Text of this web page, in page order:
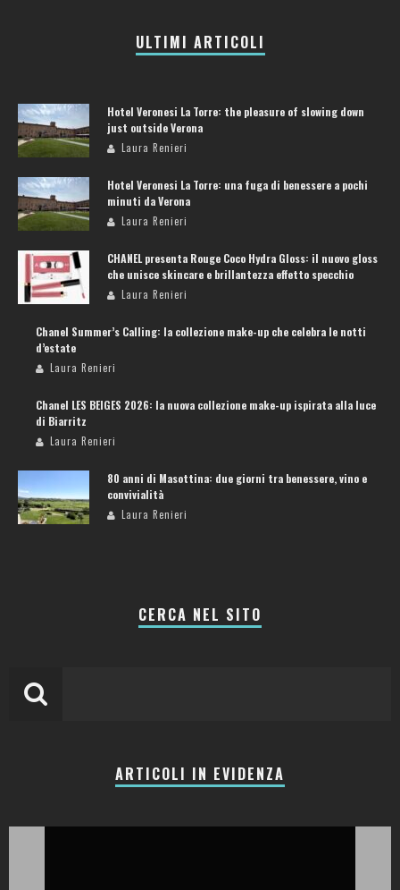
ULTIMI ARTICOLI
Hotel Veronesi La Torre: the pleasure of slowing down
just outside Verona
Laura Renieri
Hotel Veronesi La Torre: una fuga di benessere a pochi
minuti da Verona
Laura Renieri
CHANEL presenta Rouge Coco Hydra Gloss: il nuovo gloss
che unisce skincare e brillantezza effetto specchio
Laura Renieri
Chanel Summer’s Calling: la collezione make-up che celebra le notti
d’estate
Laura Renieri
Chanel LES BEIGES 2026: la nuova collezione make-up ispirata alla luce
di Biarritz
Laura Renieri
80 anni di Masottina: due giorni tra benessere, vino e
convivialità
Laura Renieri
CERCA NEL SITO
ARTICOLI IN EVIDENZA